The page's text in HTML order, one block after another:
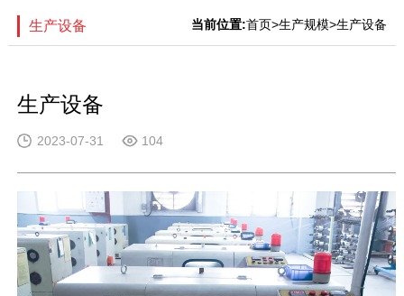
生产设备 当前位置:首页>生产规模>生产设备
生产设备
2023-07-31 104